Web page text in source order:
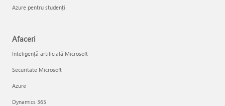
Azure pentru studenți
Afaceri
Inteligență artificială Microsoft
Securitate Microsoft
Azure
Dynamics 365